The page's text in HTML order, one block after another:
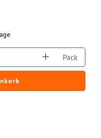
gewünschtenPack